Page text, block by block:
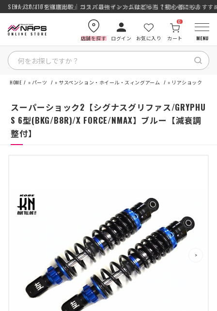
ナップス「究-KIWAMI-」ガラスコーティング徹底解説【撥水×高耐久】
SENA J30/J10を徹底比較｜コスパ最強インカムはどっち？初心者にもおすす
店舗を探す ログイン お気に入り カート
0
MENU
カテゴリから探す
ナップスメンバーズ
店舗を探す
コーポレートサイト
採用情報
特定商取引法に基づく表記
古物営業法に基づく表示/保険勧誘
方針
利用規約
商品レビュー利用規約
プライバシーポリシー
HOME » パーツ » サスペンション・ホイール・スィングアーム » リアショック
スーパーショック2【シグナスグリファス/GRYPHU
S 6型(BKG/B8R)/X FORCE/NMAX】ブルー【減衰調
整付】
>